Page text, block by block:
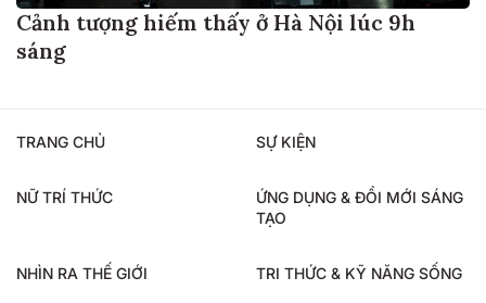
Cảnh tượng hiếm thấy ở Hà Nội lúc 9h
sáng
TRANG CHỦ SỰ KIỆN
NỮ TRÍ THỨC
ỨNG DỤNG & ĐỔI MỚI SÁNG
TẠO
NHÌN RA THẾ GIỚI TRI THỨC & KỸ NĂNG SỐNG